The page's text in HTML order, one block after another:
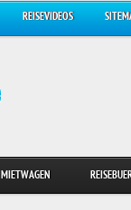
REISEVIDEOS
MIETWAGEN